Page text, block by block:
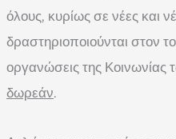
όλους, κυρίως σε νέες και
δραστηριοποιούνται στον
οργανώσεις της Κοινωνίας
δωρεάν.